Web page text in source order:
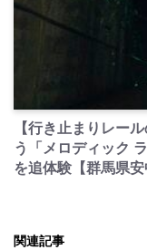
【行き止まりレー
う「メロディック
を追体験【群馬県安
関連記事